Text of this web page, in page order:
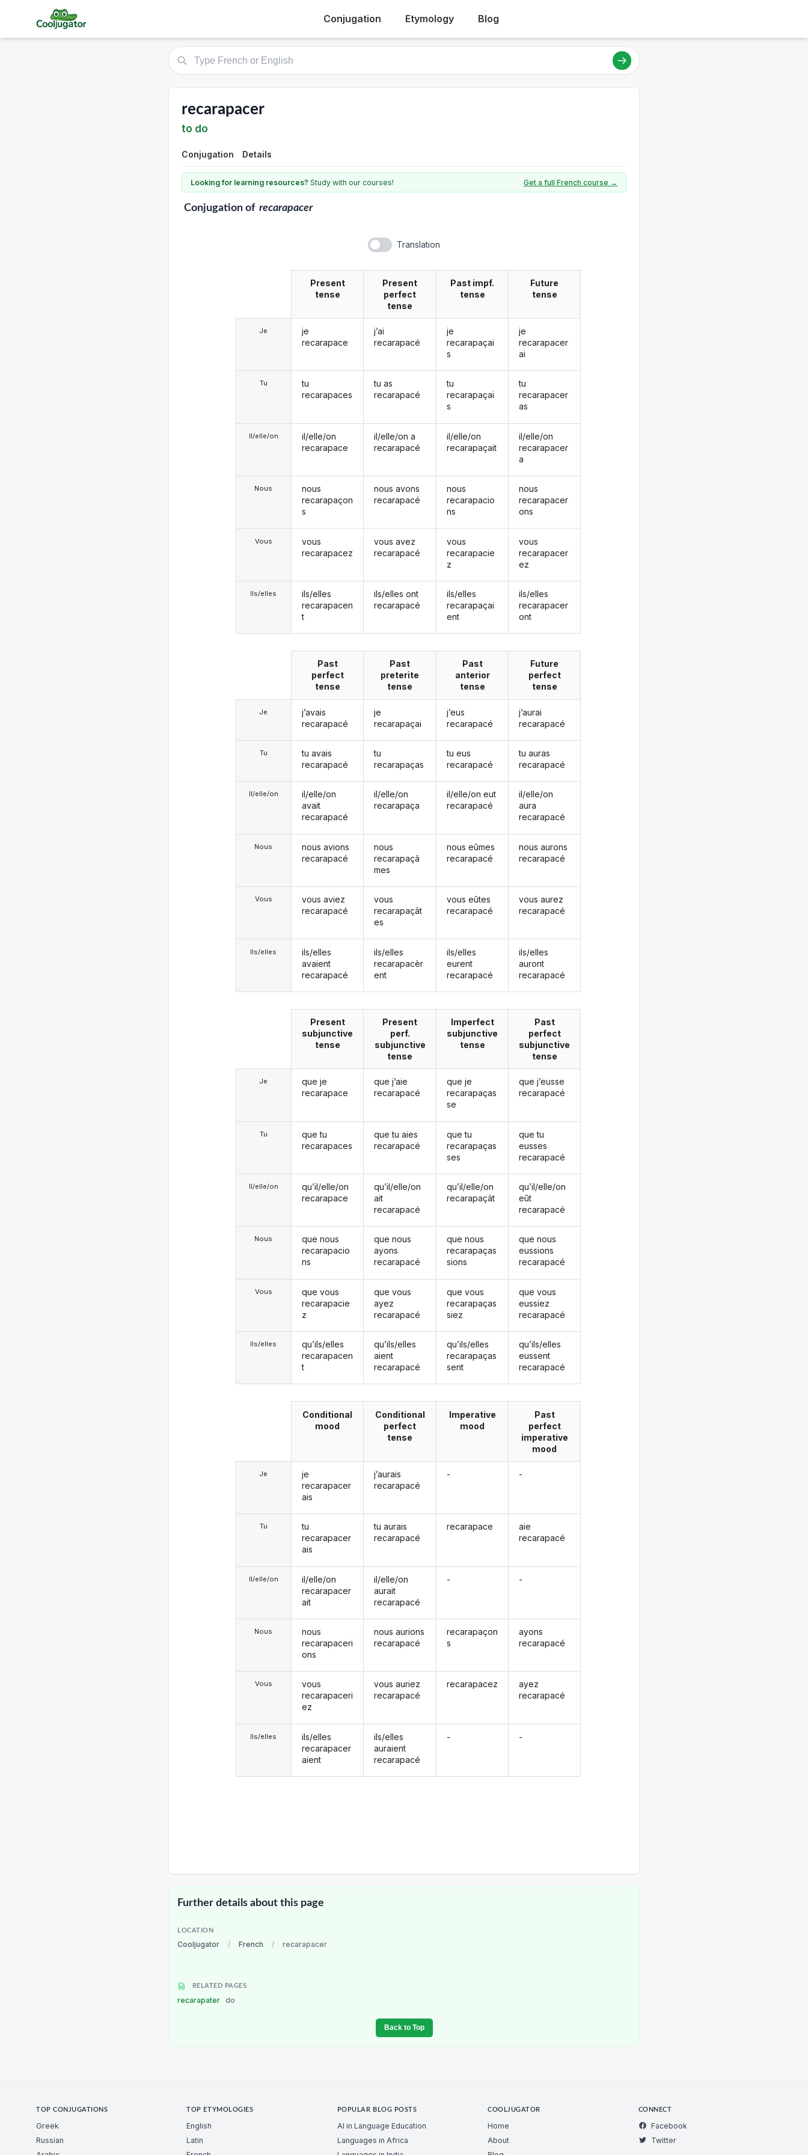
Conjugation Etymology Blog
recarapacer
to do
Conjugation Details
Looking for learning resources? Study with our courses! Get a full French course →
Conjugationof recarapacer
Translation
Je
Tu
Il/elle/on
Nous
Vous
Ils/elles
Present
tense
je
recarapace
tu
recarapaces
il/elle/on
recarapace
nous
recarapaçon
s
vous
recarapacez
ils/elles
recarapacen
t
Present
perfect
tense
j’ai
recarapacé
tu as
recarapacé
il/elle/on a
recarapacé
nous avons
recarapacé
vous avez
recarapacé
ils/elles ont
recarapacé
Past impf.
tense
je
recarapaçai
s
tu
recarapaçai
s
il/elle/on
recarapaçait
nous
recarapacio
ns
vous
recarapacie
z
ils/elles
recarapaçai
ent
Future
tense
je
recarapacer
ai
tu
recarapacer
as
il/elle/on
recarapacer
a
nous
recarapacer
ons
vous
recarapacer
ez
ils/elles
recarapacer
ont
Je
Tu
Il/elle/on
Nous
Vous
Ils/elles
Past
perfect
tense
j’avais
recarapacé
tu avais
recarapacé
il/elle/on
avait
recarapacé
nous avions
recarapacé
vous aviez
recarapacé
ils/elles
avaient
recarapacé
Past
preterite
tense
je
recarapaçai
tu
recarapaças
il/elle/on
recarapaça
nous
recarapaçâ
mes
vous
recarapaçât
es
ils/elles
recarapacèr
ent
Past
anterior
tense
j’eus
recarapacé
tu eus
recarapacé
il/elle/on eut
recarapacé
nous eûmes
recarapacé
vous eûtes
recarapacé
ils/elles
eurent
recarapacé
Future
perfect
tense
j’aurai
recarapacé
tu auras
recarapacé
il/elle/on
aura
recarapacé
nous aurons
recarapacé
vous aurez
recarapacé
ils/elles
auront
recarapacé
Je
Tu
Il/elle/on
Nous
Vous
Ils/elles
Present
subjunctive
tense
que je
recarapace
que tu
recarapaces
qu’il/elle/on
recarapace
que nous
recarapacio
ns
que vous
recarapacie
z
qu’ils/elles
recarapacen
t
Present
perf.
subjunctive
tense
que j’aie
recarapacé
que tu aies
recarapacé
qu’il/elle/on
ait
recarapacé
que nous
ayons
recarapacé
que vous
ayez
recarapacé
qu’ils/elles
aient
recarapacé
Imperfect
subjunctive
tense
que je
recarapaças
se
que tu
recarapaças
ses
qu’il/elle/on
recarapaçât
que nous
recarapaças
sions
que vous
recarapaças
siez
qu’ils/elles
recarapaças
sent
Past
perfect
subjunctive
tense
que j’eusse
recarapacé
que tu
eusses
recarapacé
qu’il/elle/on
eût
recarapacé
que nous
eussions
recarapacé
que vous
eussiez
recarapacé
qu’ils/elles
eussent
recarapacé
Je
Tu
Il/elle/on
Nous
Vous
Ils/elles
Conditional
mood
je
recarapacer
ais
tu
recarapacer
ais
il/elle/on
recarapacer
ait
nous
recarapaceri
ons
vous
recarapaceri
ez
ils/elles
recarapacer
aient
Conditional
perfect
tense
j’aurais
recarapacé
tu aurais
recarapacé
il/elle/on
aurait
recarapacé
nous aurions
recarapacé
vous auriez
recarapacé
ils/elles
auraient
recarapacé
Imperative
mood
-
recarapace
-
recarapaçon
s
recarapacez
-
Past
perfect
imperative
mood
-
aie
recarapacé
-
ayons
recarapacé
ayez
recarapacé
-
Further details about this page
LOCATION
Cooljugator / French / recarapacer
RELATED PAGES
recarapater do
Back to Top
TOP CONJUGATIONS
Greek
Russian
TOP ETYMOLOGIES
English
Latin
POPULAR BLOG POSTS
AI in Language Education
Languages in Africa
COOLJUGATOR
Home
About
CONNECT
Facebook
Twitter